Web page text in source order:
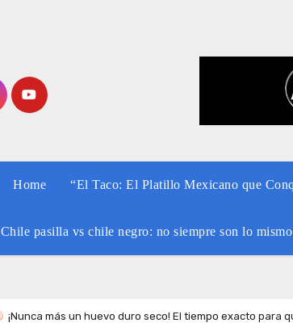
Home “El Taco: El Platillo Mexicano que
Chile pasilla vs chile negro: no siempre son lo mismo
¡Nunca más un huevo duro seco! El tiempo exacto para